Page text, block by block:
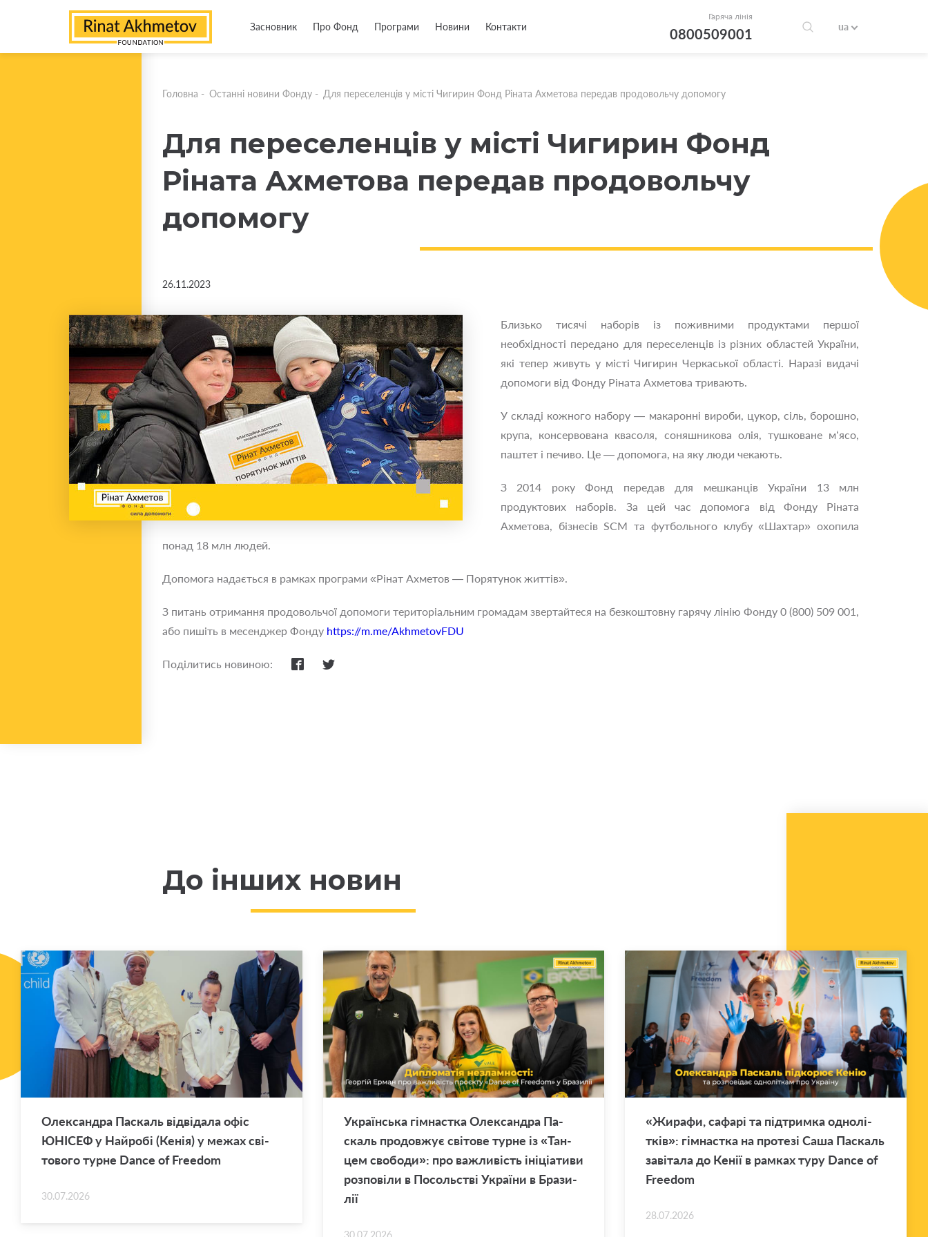
Засновник Про Фонд Програми Новини Контакти
Гаряча лінія
0800509001 ua
Головна - Останні новини Фонду - Для переселенців у місті Чигирин Фонд Ріната Ахметова передав продовольчу допомогу
Для переселенців у місті Чигирин Фонд
Ріната Ахметова передав продовольчу
допомогу
26.11.2023
Близько тисячі наборів із поживними продуктами першої
необхідності передано для переселенців із різних областей України,
які тепер живуть у місті Чигирин Черкаської області. Наразі видачі
допомоги від Фонду Ріната Ахметова тривають.
У складі кожного набору — макаронні вироби, цукор, сіль, борошно,
крупа, консервована квасоля, соняшникова олія, тушковане м‘ясо,
паштет і печиво. Це — допомога, на яку люди чекають.
З 2014 року Фонд передав для мешканців України 13 млн
продуктових наборів. За цей час допомога від Фонду Ріната
Ахметова, бізнесів SCM та футбольного клубу «Шахтар» охопила
понад 18 млн людей.
Допомога надається в рамках програми «Рінат Ахметов — Порятунок життів».
З питань отримання продовольчої допомоги територіальним громадам звертайтеся на безкоштовну гарячу лінію Фонду 0 (800) 509 001,
або пишіть в месенджер Фонду https://m.me/AkhmetovFDU
Поділитись новиною:
До інших новин
Оле­ксан­дра Па­скаль від­ві­да­ла офіс
ЮНІ­СЕФ у Най­ро­бі (Кенія) у межах сві­
то­во­го турне Dance of Freedom
30.07.2026
Укра­їн­ська гім­нас­тка Оле­ксан­дра Па­
скаль про­дов­жує сві­то­ве турне із «Тан­
цем сво­бо­ди»: про ва­жли­вість іні­ці­а­ти­ви
роз­по­ві­ли в По­соль­стві Укра­ї­ни в Бра­зи­
лії
30.07.2026
«Жи­ра­фи, са­фа­рі та під­трим­ка одно­лі­
тків»: гім­нас­тка на про­те­зі Саша Па­скаль
за­ві­та­ла до Кенії в рам­ках туру Dance of
Freedom
28.07.2026